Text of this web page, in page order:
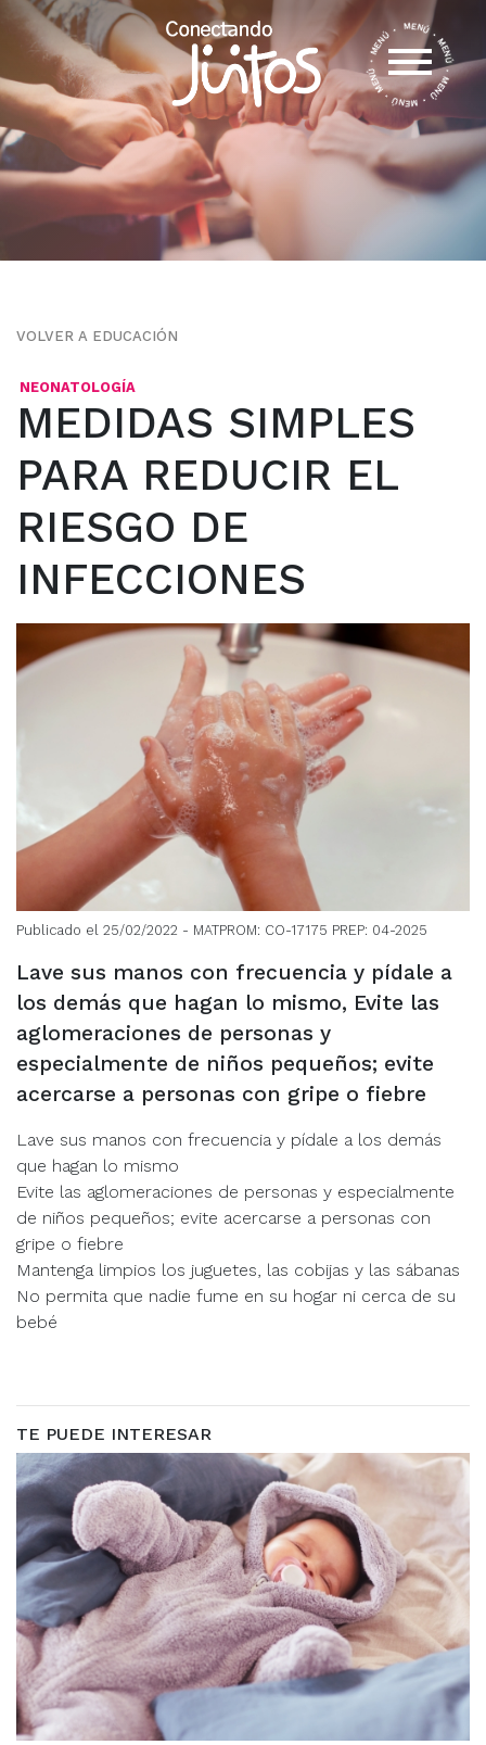
VOLVER A EDUCACIÓN
NEONATOLOGÍA
MEDIDAS SIMPLES
PARA REDUCIR EL
RIESGO DE
INFECCIONES
Publicado el 25/02/2022 - MATPROM: CO-17175 PREP: 04-2025
Lave sus manos con frecuencia y pídale a
los demás que hagan lo mismo, Evite las
aglomeraciones de personas y
especialmente de niños pequeños; evite
acercarse a personas con gripe o fiebre
Lave sus manos con frecuencia y pídale a los demás
que hagan lo mismo
Evite las aglomeraciones de personas y especialmente
de niños pequeños; evite acercarse a personas con
gripe o fiebre
Mantenga limpios los juguetes, las cobijas y las sábanas
No permita que nadie fume en su hogar ni cerca de su
bebé
TE PUEDE INTERESAR